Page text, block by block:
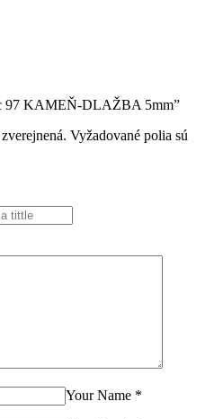
97 KAMEŇ-DLAŽBA 5mm”
Vyžadované polia sú
Your Name *